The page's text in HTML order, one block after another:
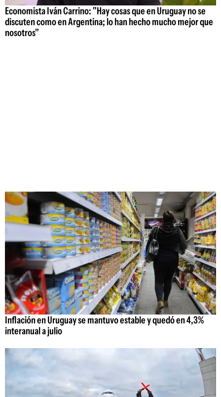
Economista Iván Carrino: "Hay cosas que en Uruguay no se
discuten como en Argentina; lo han hecho mucho mejor que
nosotros"
Inflación en Uruguay se mantuvo estable y quedó en 4,3%
interanual a julio